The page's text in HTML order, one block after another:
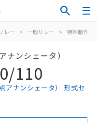
リレー > 一般リレー > 特殊動作用
ナンシェータ）
110
アナンシェータ） 形式セ